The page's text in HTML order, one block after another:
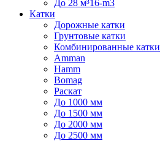
До 28 м³16-m3
Катки
Дорожные катки
Грунтовые катки
Комбинированные катки
Amman
Hamm
Bomag
Раскат
До 1000 мм
До 1500 мм
До 2000 мм
До 2500 мм